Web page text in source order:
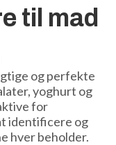
til mad
og perfekte
yoghurt og
for
identificere og
hver beholder.